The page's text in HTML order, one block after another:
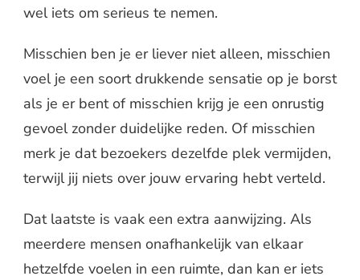
wel iets om serieus te nemen.
Misschien ben je er liever niet alleen, misschien
voel je een soort drukkende sensatie op je borst
als je er bent of misschien krijg je een onrustig
gevoel zonder duidelijke reden. Of misschien
merk je dat bezoekers dezelfde plek vermijden,
terwijl jij niets over jouw ervaring hebt verteld.
Dat laatste is vaak een extra aanwijzing. Als
meerdere mensen onafhankelijk van elkaar
hetzelfde voelen in een ruimte, dan kan er iets